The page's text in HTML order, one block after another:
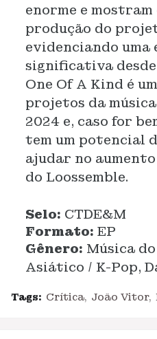
enorme e
produção do
evidenciando uma
significativa desde
One Of A Kind é
projetos da
2024 e, caso for
tem um potencial
ajudar no
do Loossemble.
Selo: CTDE&M
Formato: EP
Gênero: Música
Asiático / K-Pop,
Tags: Crítica João Vitor